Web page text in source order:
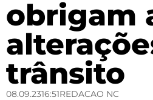
obrigam
trânsito
08.09.2316:51REDACAO NC